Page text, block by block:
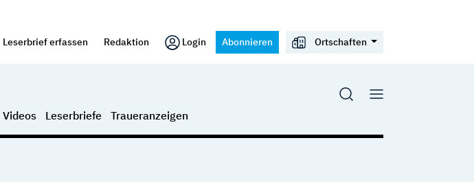
Leserbrief erfassen Redaktion Login Abonnieren Ortschaften
Videos Leserbriefe Traueranzeigen